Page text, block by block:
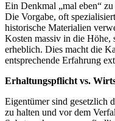
Ein Denkmal „mal eben“
Die Vorgabe, oft
historische Materialien
Kosten massiv in die Höhe,
erheblich. Dies macht die
entsprechende Erfahrung
Erhaltungspflicht vs.
Eigentümer sind gesetzlich
zu halten und vor dem